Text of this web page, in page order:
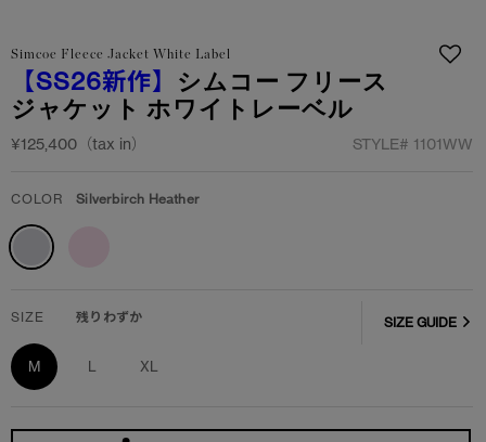
Simcoe Fleece Jacket White Label
【SS26新作】 シムコー フリース
ジャケット ホワイトレーベル
¥125,400（tax in） STYLE# 1101WW
COLOR Silverbirch Heather
SIZE 残りわずか
M L XL
SIZE GUIDE